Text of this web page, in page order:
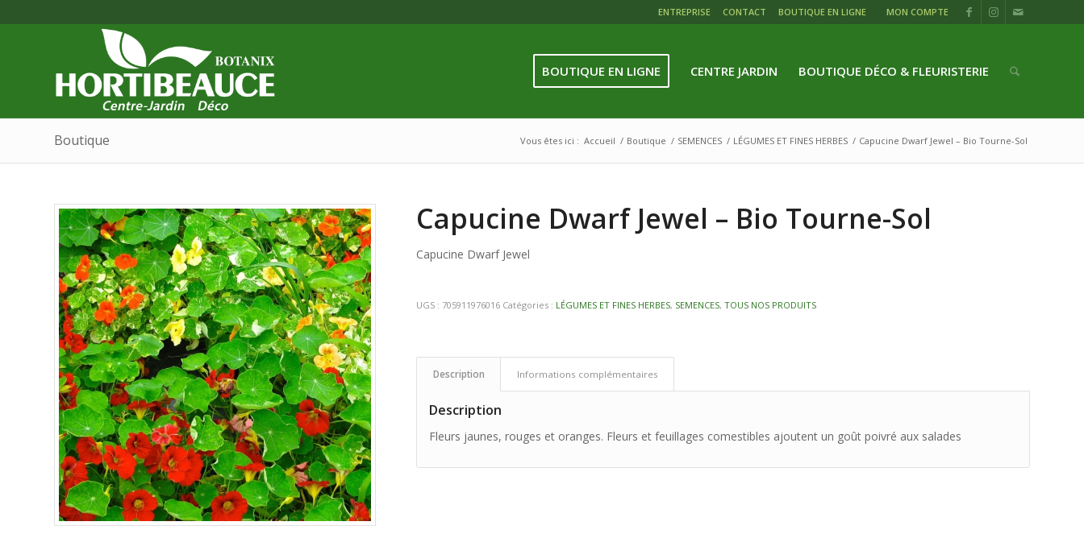
ENTREPRISE CONTACT BOUTIQUE EN LIGNE MON COMPTE
BOUTIQUE EN LIGNE CENTRE JARDIN BOUTIQUE DÉCO & FLEURISTERIE
Boutique Vous êtes ici : Accueil / Boutique / SEMENCES / LÉGUMES ET FINES HERBES / Capucine Dwarf Jewel – Bio Tourne-Sol
Capucine Dwarf Jewel – Bio Tourne-Sol
Capucine Dwarf Jewel
UGS : 705911976016 Catégories : LÉGUMES ET FINES HERBES, SEMENCES,TOUS NOS PRODUITS
Description Informations complémentaires
Description
Fleurs jaunes, rouges et oranges. Fleurs et feuillages comestibles ajoutent un goût poivré aux salades